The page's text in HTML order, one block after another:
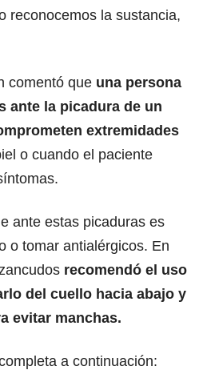
reconocemos la sustancia,
comentó que una persona
ante la picadura de un
extremidades
o cuando el paciente
ante estas picaduras es
o tomar antialérgicos. En
recomendó el uso
del cuello hacia abajo y
evitar manchas.
a continuación: